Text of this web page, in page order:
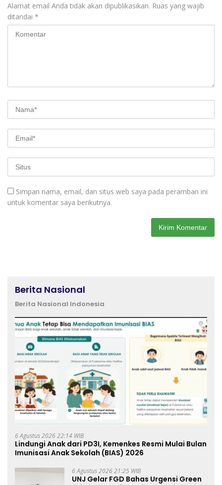
Alamat email Anda tidak akan dipublikasikan. Ruas yang wajib
ditandai *
Simpan nama, email, dan situs web saya pada peramban ini
untuk komentar saya berikutnya.
Berita Nasional
Berita Nasional Indonesia
6 Agustus 2026 22:14 WIB
Lindungi Anak dari PD3I, Kemenkes Resmi Mulai Bulan
Imunisasi Anak Sekolah (BIAS) 2026
6 Agustus 2026 21:25 WIB
UNJ Gelar FGD Bahas Urgensi Green